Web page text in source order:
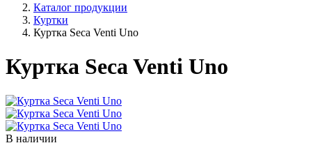
Каталог продукции
Куртки
Куртка Seca Venti Uno
Куртка Seca Venti Uno
В наличии